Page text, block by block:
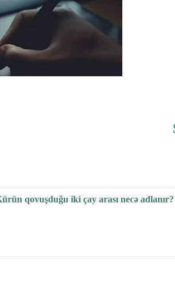
qovuşduğu iki çay arası necə adlanır?